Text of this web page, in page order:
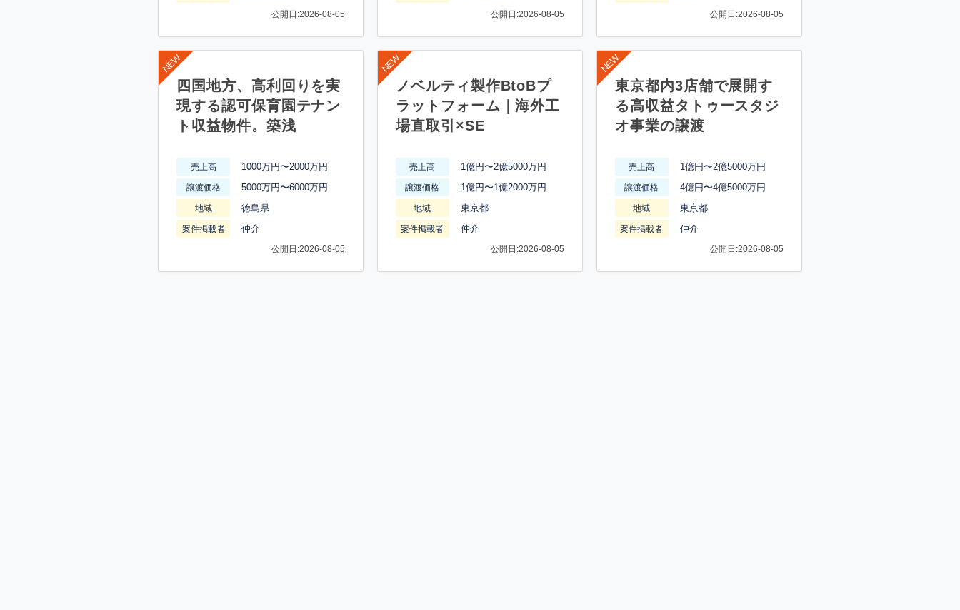
公開日:2026-08-05 公開日:2026-08-05 公開日:2026-08-05
四国地方、高利回りを実
現する認可保育園テナン
ト収益物件。築浅
売上高 1000万円〜2000万円
譲渡価格 5000万円〜6000万円
地域 徳島県
案件掲載者 仲介
公開日:2026-08-05
ノベルティ製作BtoBプ
ラットフォーム｜海外工
場直取引×SE
売上高 1億円〜2億5000万円
譲渡価格 1億円〜1億2000万円
地域 東京都
案件掲載者 仲介
公開日:2026-08-05
東京都内3店舗で展開す
る高収益タトゥースタジ
オ事業の譲渡
売上高 1億円〜2億5000万円
譲渡価格 4億円〜4億5000万円
地域 東京都
案件掲載者 仲介
公開日:2026-08-05